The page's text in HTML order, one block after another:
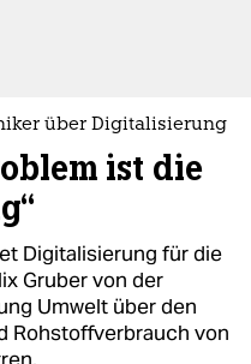
über Digitalisierung
ist die
Digitalisierung für die
Gruber von der
Umwelt über den
Rohstoffverbrauch von